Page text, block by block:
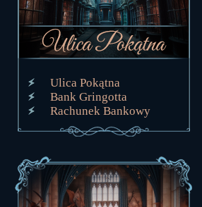
Ulica Pokątna
Bank Gringotta
Rachunek Bankowy